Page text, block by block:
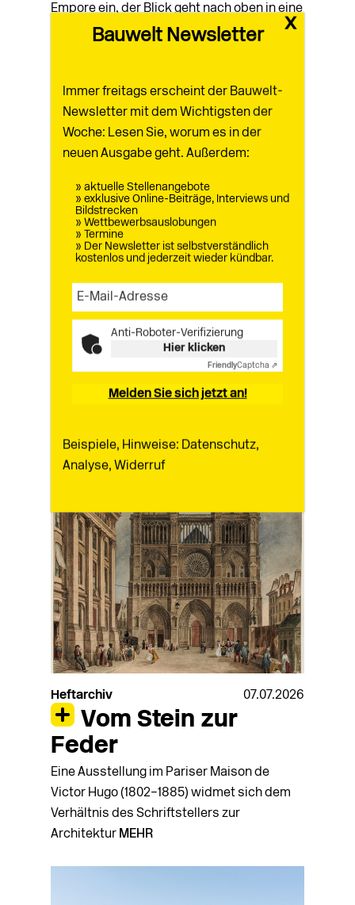
Empore ein, der Blick geht nach oben in eine
Projektion. Das Video „Albedo“ aus dem
nächtlicher Unterwasserperspektive.
Längst sind sie Menetekel unseres
Lifestyles, da deutlich mehr für den Schutz
der Biosphäre nötig ist als
auf Weltklimakonferenzen.
Bauwelt 12.2026
Artikel als pdf
0 Kommentare
x
Bauwelt Newsletter
Immer freitags erscheint der Bauwelt-
Newsletter mit dem Wichtigsten der
Woche: Lesen Sie, worum es in der
neuen Ausgabe geht. Außerdem:
» aktuelle Stellenangebote
» exklusive Online-Beiträge, Interviews und
Bildstrecken
» Wettbewerbsauslobungen
» Termine
» Der Newsletter ist selbstverständlich
kostenlos und jederzeit wieder kündbar.
Anti-Roboter-Verifizierung
Hier klicken
FriendlyCaptcha ⇗
Melden Sie sich jetzt an!
Beispiele, Hinweise: Datenschutz,
Analyse, Widerruf
Heftarchiv 07.07.2026
Vom Stein zur
Feder
Eine Ausstellung im Pariser Maison de
Victor Hugo (1802–1885) widmet sich dem
Verhältnis des Schriftstellers zur
Architektur MEHR